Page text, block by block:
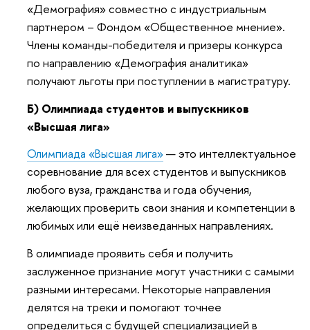
«Демография» совместно с индустриальным
партнером – Фондом «Общественное мнение».
Члены команды-победителя и призеры конкурса
по направлению «Демография аналитика»
получают льготы при поступлении в магистратуру.
Б) Олимпиада студентов и выпускников
«Высшая лига»
Олимпиада «Высшая лига»— это интеллектуальное
соревнование для всех студентов и выпускников
любого вуза, гражданства и года обучения,
желающих проверить свои знания и компетенции в
любимых или ещё неизведанных направлениях.
В олимпиаде проявить себя и получить
заслуженное признание могут участники с самыми
разными интересами. Некоторые направления
делятся на треки и помогают точнее
определиться с будущей специализацией в